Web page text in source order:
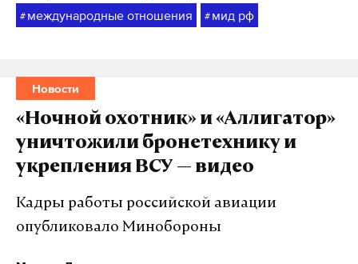
# международные отношения # мид рф
Новости
«Ночной охотник» и «Аллигатор»
уничтожили бронетехнику и
укрепления ВСУ — видео
Кадры работы российской авиации
опубликовало Минобороны